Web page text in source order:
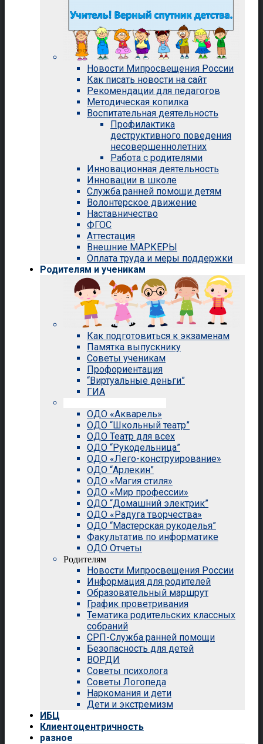
Новости Мипросвещения России
Как писать новости на сайт
Рекомендации для педагогов
Методическая копилка
Воспитательная деятельность
Профилактика
деструктивного поведения
несовершеннолетних
Работа с родителями
Инновационная деятельность
Инновации в школе
Служба ранней помощи детям
Волонтерское движение
Наставничество
ФГОС
Аттестация
Внешние МАРКЕРЫ
Оплата труда и меры поддержки
Родителям и ученикам
Как подготовиться к экзаменам
Памятка выпускнику
Советы ученикам
Профориентация
“Виртуальные деньги”
ГИА
ОДО «Акварель»
ОДО “Школьный театр”
ОДО Театр для всех
ОДО “Рукодельница”
ОДО «Лего-конструирование»
ОДО “Арлекин”
ОДО «Магия стиля»
ОДО «Мир профессии»
ОДО “Домашний электрик”
ОДО «Радуга творчества»
ОДО “Мастерская рукоделья”
Факультатив по информатике
ОДО Отчеты
Родителям
Новости Мипросвещения России
Информация для родителей
Образовательный маршрут
График проветривания
Тематика родительских классных
собраний
СРП-Служба ранней помощи
Безопасность для детей
ВОРДИ
Советы психолога
Советы Логопеда
Наркомания и дети
Дети и экстремизм
ИБЦ
Клиентоцентричность
разное